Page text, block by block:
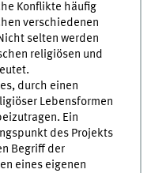
Konflikte häufig
verschiedenen
selten werden
religiösen und
durch einen
Lebensformen
Ein
des Projekts
Begriff der
eines eigenen